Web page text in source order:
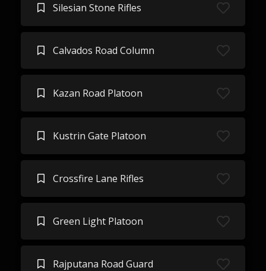
Silesian Stone Rifles
Calvados Road Column
Kazan Road Platoon
Kustrin Gate Platoon
Crossfire Lane Rifles
Green Light Platoon
Rajputana Road Guard